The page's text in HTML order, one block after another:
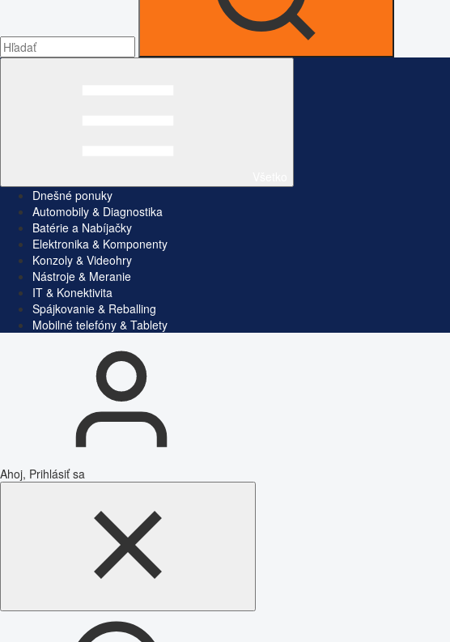
Dnešné ponuky
Automobily & Diagnostika
Batérie a Nabíjačky
Elektronika & Komponenty
Konzoly & Videohry
Nástroje & Meranie
IT & Konektivita
Spájkovanie & Reballing
Mobilné telefóny & Tablety
Ahoj, Prihlásiť sa